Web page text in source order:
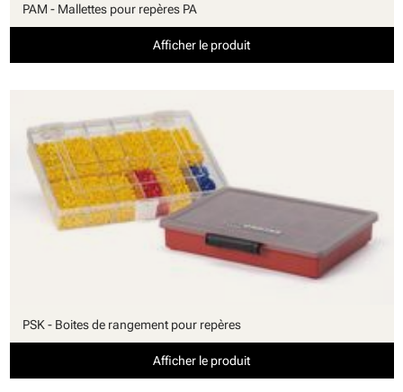
PAM - Mallettes pour repères PA
Afficher le produit
PSK - Boites de rangement pour repères
Afficher le produit